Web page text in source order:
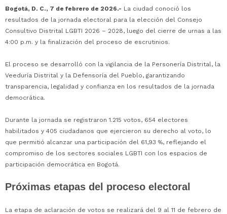
Bogotá, D. C., 7 de febrero de 2026.- La ciudad conoció los
resultados de la jornada electoral para la elección del Consejo
Consultivo Distrital LGBTI 2026 – 2028, luego del cierre de urnas a las
4:00 p.m. y la finalización del proceso de escrutinios.
El proceso se desarrolló con la vigilancia de la Personería Distrital, la
Veeduría Distrital y la Defensoría del Pueblo, garantizando
transparencia, legalidad y confianza en los resultados de la jornada
democrática.
Durante la jornada se registraron 1.215 votos, 654 electores
habilitados y 405 ciudadanos que ejercieron su derecho al voto, lo
que permitió alcanzar una participación del 61,93 %, reflejando el
compromiso de los sectores sociales LGBTI con los espacios de
participación democrática en Bogotá.
Próximas etapas del proceso electoral
La etapa de aclaración de votos se realizará del 9 al 11 de febrero de